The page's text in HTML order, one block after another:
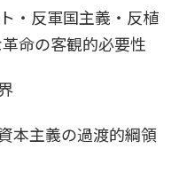
・反軍国主義・反植
命の客観的必要性
本主義の過渡的綱領